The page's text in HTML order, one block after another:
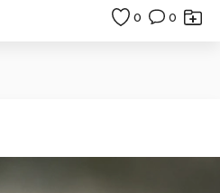
0 0